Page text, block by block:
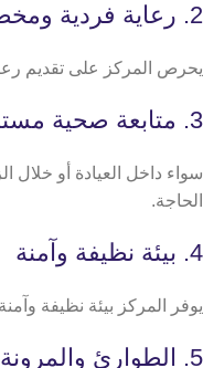
2. رعاية فردية ومخصصة
يحرص المركز على تقديم
3. متابعة صحية مستمرة
سواء داخل العيادة أو خلال
الحاجة.
4. بيئة نظيفة وآمنة
يوفر المركز بيئة نظيفة
5. الطوارئ والمرونة في الخدمة